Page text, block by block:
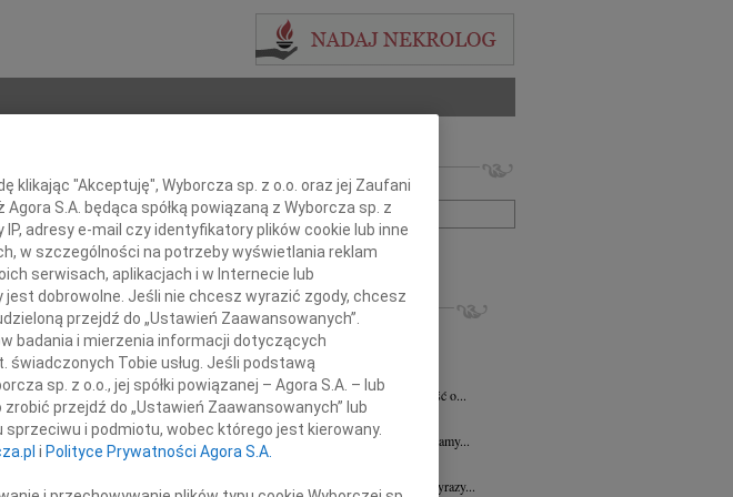
Imię i nazwisko lub numer ogłoszenia:
+ szukanie zaawansowane
INNE NEKROLOGI
16.07.2026Płock
Wyrazy głębokiego współczucia dla Pani...
Cezary Fijałkowski 03.07.2026
Z głębokim smutkiem przyjęliśmy wiadomość o...
29.06.2026
Płock
Naszej Koleżance Julicie Kalinowskiej składamy...
19.06.2026
Naszej Koleżance Wioletcie Czajkowskiej wyrazy...
klikając "Akceptuję", Wyborcza sp. z o.o. oraz jej Zaufani
S.A. będąca spółką powiązaną z Wyborcza sp. z
adresy e-mail czy identyfikatory plików cookie lub inne
w szczególności na potrzeby wyświetlania reklam
serwisach, aplikacjach i w Internecie lub
dobrowolne. Jeśli nie chcesz wyrazić zgody, chcesz
przejdź do „Ustawień Zaawansowanych”.
badania i mierzenia informacji dotyczących
świadczonych Tobie usług. Jeśli podstawą
sp. z o.o., jej spółki powiązanej – Agora S.A. – lub
przejdź do „Ustawień Zaawansowanych” lub
i podmiotu, wobec którego jest kierowany.
i Polityce Prywatności Agora S.A.